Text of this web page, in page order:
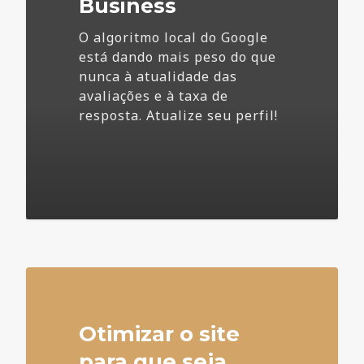
Business
O algoritmo local do Google
está dando mais peso do que
nunca à atualidade das
avaliações e à taxa de
resposta. Atualize seu perfil!
Otimizar o site